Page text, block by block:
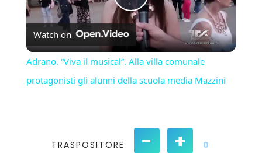
Play
Video
Watch on
Adrano. “Viva il musical”. Alla villa comunale
protagonisti gli alunni della scuola media Mazzini
TRASPOSITORE - + 0